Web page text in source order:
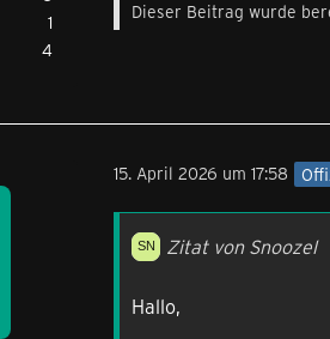
1
4
Dieser Beitrag wurde
15. April 2026 um 17:58
Zitat von Snoozel
Hallo,